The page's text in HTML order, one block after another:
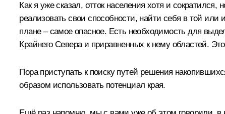
Как я уже сказал, отток населения хотя и
реализовать свои способности, найти себя в той
плане – самое опасное. Есть необходимость для
Крайнего Севера и приравненных к нему областей.
Пора приступать к поиску путей решения
образом использовать потенциал края.